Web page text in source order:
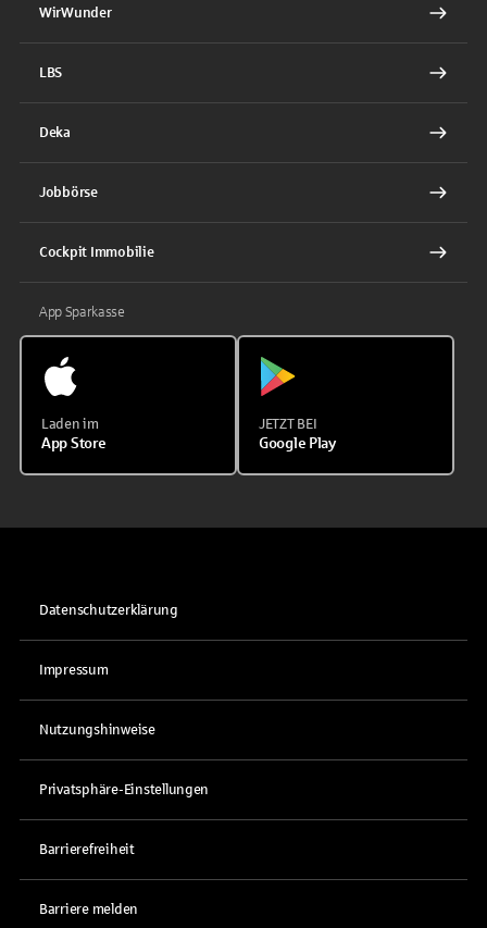
WirWunder
LBS
Deka
Jobbörse
Cockpit Immobilie
App Sparkasse
Laden im
App Store
JETZT BEI
Google Play
Datenschutzerklärung
Impressum
Nutzungshinweise
Privatsphäre-Einstellungen
Barrierefreiheit
Barriere melden